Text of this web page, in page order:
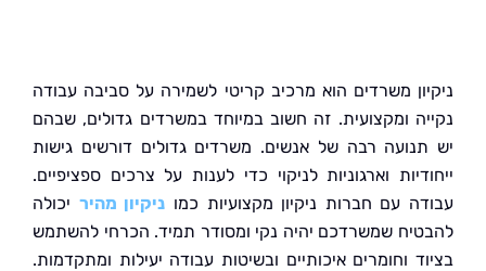
משרדים הוא מרכיב קריטי לשמירה על סביבה עבודה
ומקצועית. זה חשוב במיוחד במשרדים גדולים, שבהם
רבה של אנשים. משרדים גדולים דורשים גישות
וארגוניות לניקוי כדי לענות על צרכים ספציפיים.
עם חברות ניקיון מקצועיות כמוניקיון מהיריכולה
שמשרדכם יהיה נקי ומסודר תמיד. הכרחי להשתמש
וחומרים איכותיים ובשיטות עבודה יעילות ומתקדמות.